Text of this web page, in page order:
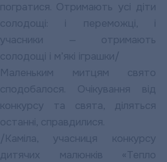
погратися. Отримають усі діти
солодощі: і переможці, і
учасники — отримають
солодощі і м’які іграшки/
Маленьким митцям свято
сподобалося. Очікування від
конкурсу та свята, діляться
останні, справдилися.
/Каміла, учасниця конкурсу
дитячих малюнків «Тепло